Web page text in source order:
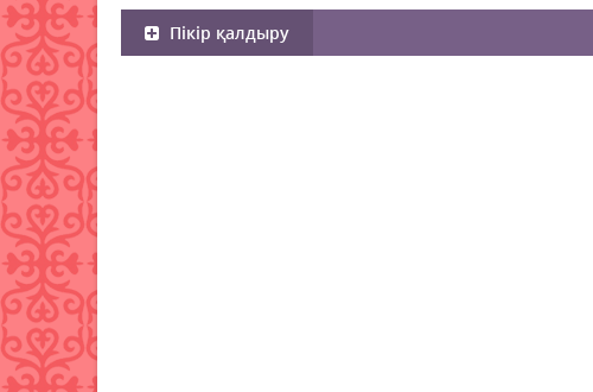
Пікір қалдыру